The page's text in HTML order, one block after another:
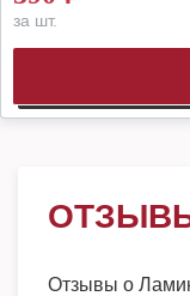
за шт.
Отзывы о